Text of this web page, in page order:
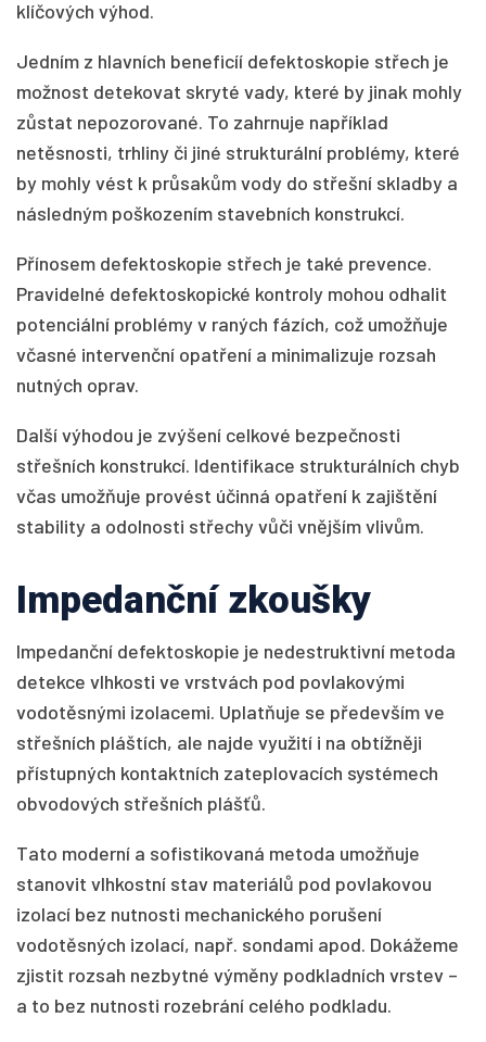
klíčových výhod.
Jedním z hlavních beneficíí defektoskopie střech je
možnost detekovat skryté vady, které by jinak mohly
zůstat nepozorované. To zahrnuje například
netěsnosti, trhliny či jiné strukturální problémy, které
by mohly vést k průsakům vody do střešní skladby a
následným poškozením stavebních konstrukcí.
Přínosem defektoskopie střech je také prevence.
Pravidelné defektoskopické kontroly mohou odhalit
potenciální problémy v raných fázích, což umožňuje
včasné intervenční opatření a minimalizuje rozsah
nutných oprav.
Další výhodou je zvýšení celkové bezpečnosti
střešních konstrukcí. Identifikace strukturálních chyb
včas umožňuje provést účinná opatření k zajištění
stability a odolnosti střechy vůči vnějším vlivům.
Impedanční zkoušky
Impedanční defektoskopie je nedestruktivní metoda
detekce vlhkosti ve vrstvách pod povlakovými
vodotěsnými izolacemi. Uplatňuje se především ve
střešních pláštích, ale najde využití i na obtížněji
přístupných kontaktních zateplovacích systémech
obvodových střešních plášťů.
Tato moderní a sofistikovaná metoda umožňuje
stanovit vlhkostní stav materiálů pod povlakovou
izolací bez nutnosti mechanického porušení
vodotěsných izolací, např. sondami apod. Dokážeme
zjistit rozsah nezbytné výměny podkladních vrstev –
a to bez nutnosti rozebrání celého podkladu.